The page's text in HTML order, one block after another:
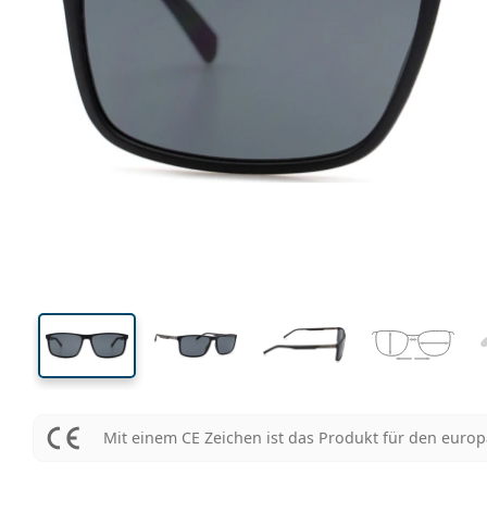
Brillenbreite
38 mm
Glashöhe
59 mm
Glasbreite
Glasbreite
Mit einem CE Zeichen ist das Produkt für den